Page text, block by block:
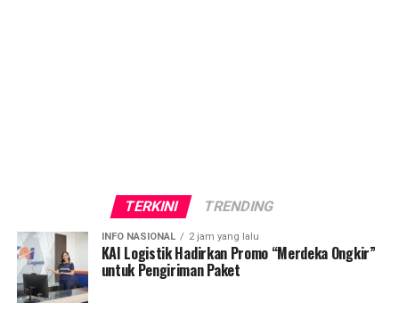
TERKINI TRENDING
INFO NASIONAL 2 jam yang lalu
KAI Logistik Hadirkan Promo “Merdeka Ongkir”
untuk Pengiriman Paket